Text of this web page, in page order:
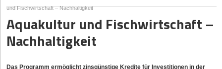
und Fischwirtschaft – Nachhaltigkeit
Aquakultur und Fischwirtschaft –
Nachhaltigkeit
Das Programm ermöglicht zinsgünstige Kredite für Investitionen in der